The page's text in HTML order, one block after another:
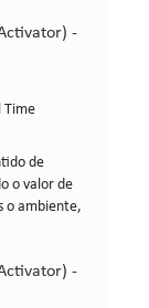
-
Time
de
o valor de
o ambiente,
-